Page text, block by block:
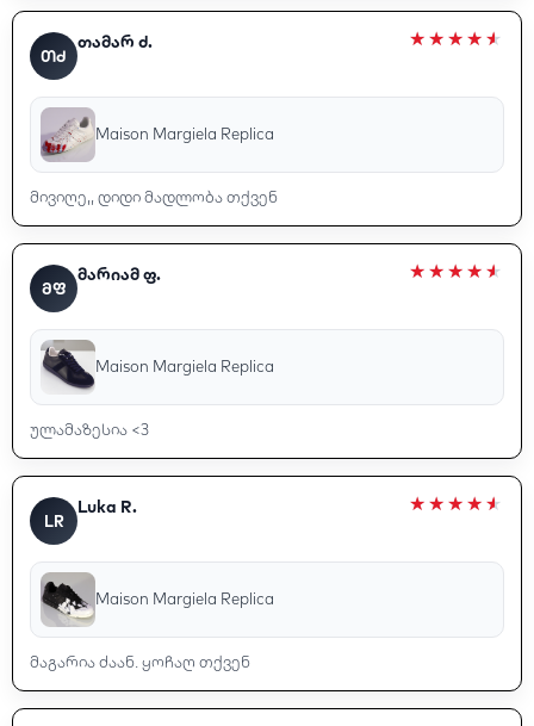
ᲗᲫ
თამარ ძ.
Maison Margiela Replica
მივიღე,, დიდი მადლობა თქვენ
ᲛᲤ
მარიამ ფ.
Maison Margiela Replica
ულამაზესია <3
LR
Luka R.
Maison Margiela Replica
მაგარია ძაან. ყოჩაღ თქვენ